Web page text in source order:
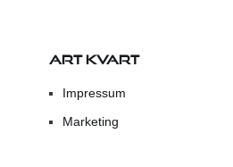
ART KVART
Impressum
Marketing